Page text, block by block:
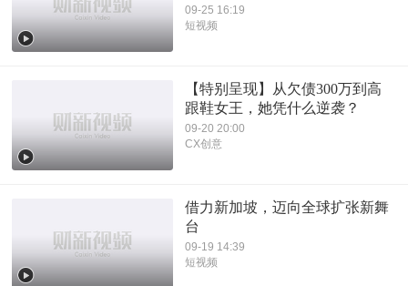
09-25 16:19
短视频
【特别呈现】从欠债300万到高
跟鞋女王，她凭什么逆袭？
09-20 20:00
CX创意
借力新加坡，迈向全球扩张新舞
台
09-19 14:39
短视频